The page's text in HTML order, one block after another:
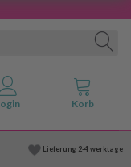
Lieferung 2-4 werktage